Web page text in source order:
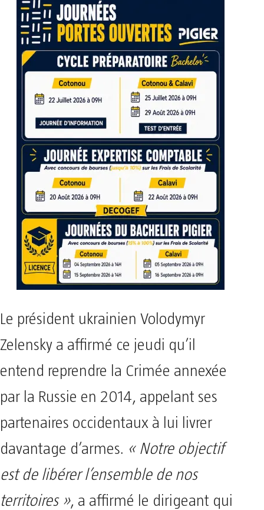
Le président ukrainien Volodymyr
Zelensky a affirmé ce jeudi qu’il
entend reprendre la Crimée annexée
par la Russie en 2014, appelant ses
partenaires occidentaux à lui livrer
davantage d’armes. « Notre objectif
est de libérer l’ensemble de nos
territoires », a affirmé le dirigeant qui